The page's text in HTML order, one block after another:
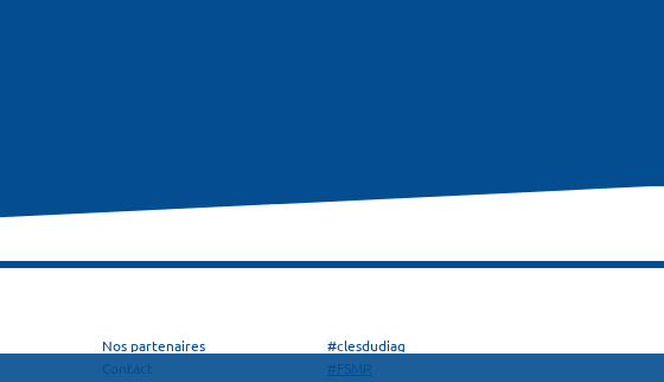
Nos partenaires
Contact
#clesdudiag
#FSMR